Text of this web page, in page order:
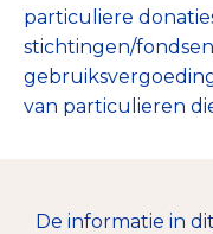
particuliere
stichtingen/
gebruiksvergoeding
van particulieren
De informatie in